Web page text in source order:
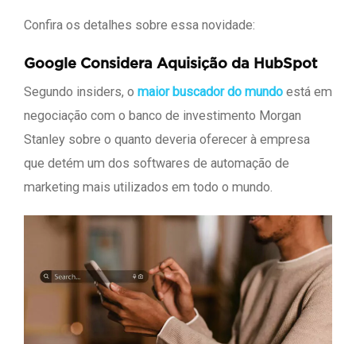
Confira os detalhes sobre essa novidade:
Google Considera Aquisição da HubSpot
Segundo insiders, o maior buscador do mundo está em
negociação com o banco de investimento Morgan
Stanley sobre o quanto deveria oferecer à empresa
que detém um dos softwares de automação de
marketing mais utilizados em todo o mundo.